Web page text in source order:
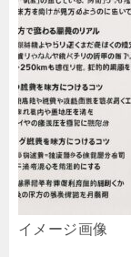
イメージ画像